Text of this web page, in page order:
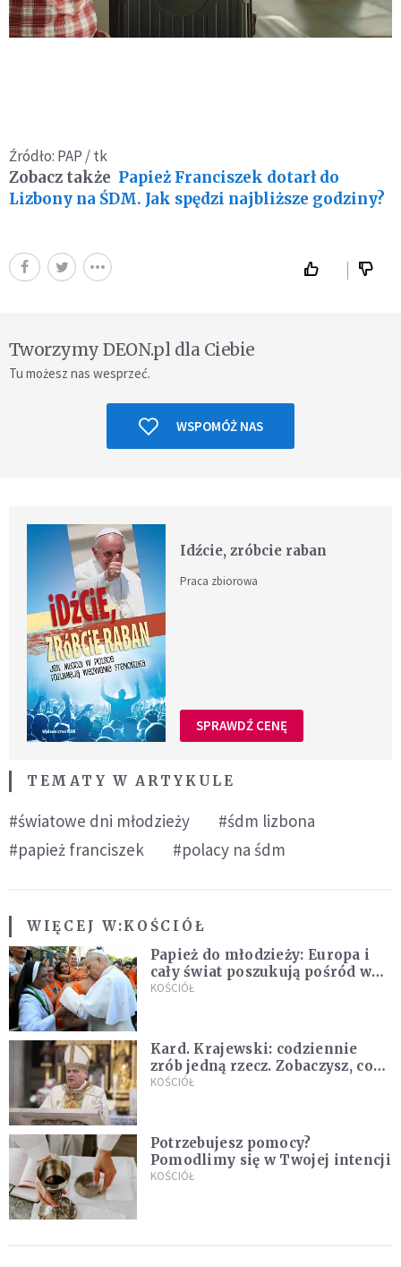
Źródło: PAP / tk
Zobacz także Papież Franciszek dotarł do
Lizbony na ŚDM. Jak spędzi najbliższe godziny?
Tworzymy DEON.pl dla Ciebie
Tu możesz nas wesprzeć.
WSPOMÓŻ NAS
Idźcie, zróbcie raban
Praca zbiorowa
SPRAWDŹ CENĘ
TEMATY W ARTYKULE
#światowe dni młodzieży
#śdm lizbona
#papież franciszek
#polacy na śdm
WIĘCEJ W:KOŚCIÓŁ
Papież do młodzieży: Europa i
cały świat poszukują pośród was
nowych świętych
KOŚCIÓŁ
Kard. Krajewski: codziennie
zrób jedną rzecz. Zobaczysz, co
stanie się z twoim życiem
KOŚCIÓŁ
Potrzebujesz pomocy?
Pomodlimy się w Twojej intencji
KOŚCIÓŁ